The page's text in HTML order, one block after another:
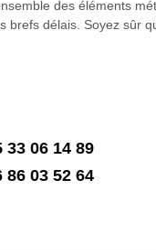
des éléments
délais. Soyez sûr
33 06 14 89
86 03 52 64